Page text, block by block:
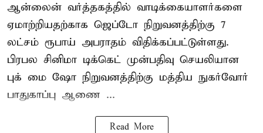
ஆன்லைன் வர்த்தகத்தில் வாடிக்கையாளர்களை
ஏமாற்றியதற்காக ஜெப்டோ நிறுவனத்திற்கு 7
லட்சம் ரூபாய் அபராதம் விதிக்கப்பட்டுள்ளது.
பிரபல சினிமா டிக்கெட் முன்பதிவு செயலியான
புக் மை ஷோ நிறுவனத்திற்கு மத்திய நுகர்வோர்
பாதுகாப்பு ஆணை ...
Read More